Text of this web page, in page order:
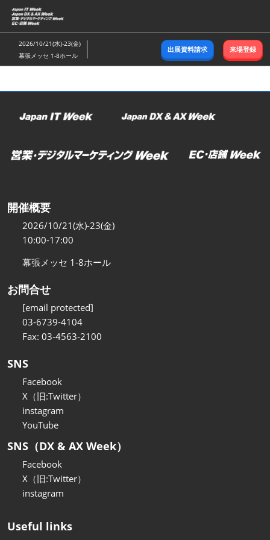
ス
キ
ッ
し
2026/10/21(水)-23(金)
幕張メッセ 1-8ホール
出展資料請求 来場登録
開催概要
2026/10/21(水)-23(金)
10:00-17:00
幕張メッセ 1-8ホール
お問合せ
[email protected]
03-6739-4104
Fax: 03-4563-2100
SNS
Facebook
X（旧:Twitter）
instagram
YouTube
SNS（DX & AX Week）
Facebook
X（旧:Twitter）
instagram
Useful links